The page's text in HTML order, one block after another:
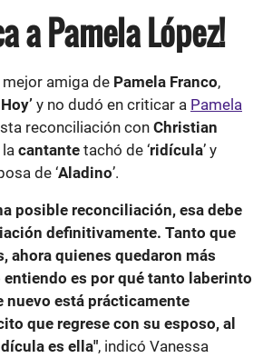
a Pamela López!
mejor amiga de Pamela Franco,
y no dudó en criticar a Pamela
reconciliación con Christian
la cantante tachó de ‘ridícula’ y
de ‘Aladino’.
posible reconciliación, esa debe
definitivamente. Tanto que
ahora quienes quedaron más
entiendo es por qué tanto laberinto
nuevo está prácticamente
que regrese con su esposo, al
es ella", indicó Vanessa